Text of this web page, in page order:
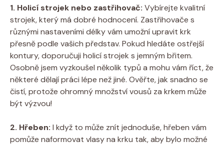
1. Holicí strojek nebo zastřihovač: Vybírejte kvalitní
strojek, který má dobré hodnocení. Zastřihovače s
různými nastaveními délky vám umožní upravit krk
přesně podle vašich představ. Pokud hledáte ostřejší
kontury, doporučuji holicí strojek s jemným břitem.
Osobně jsem vyzkoušel několik typů a mohu vám říct, že
některé dělají práci lépe než jiné. Ověřte, jak snadno se
čistí, protože ohromný množství vousů za krkem může
být výzvou!
2. Hřeben: I když to může znít jednoduše, hřeben vám
pomůže naformovat vlasy na krku tak, aby bylo možné